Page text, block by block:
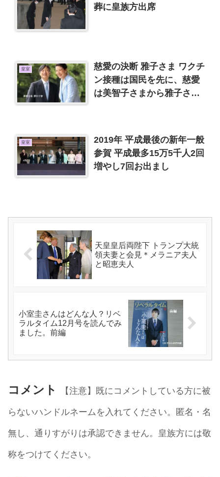
葬に皇族方出席
皇室
慈愛の決断 雅子さま ワクチ
ン接種は国民を先に、慈愛
は美智子さまから雅子さま
皇室
2019年 平成最後の新年一般
参賀 平成最多15万5千人2回
増やし7回お出まし
天皇皇后両陛下 トランプ大統
領夫妻と会見＊メラニア夫人
と昭恵夫人
小室圭さんはどんな人？リベ
ラルタイム12月号を読んでみ
ました。前編
コメント
【注意】既にコメントしている方に被
らないハンドルネームを入れてください。匿名・名
無し、通りすがりは承認できません。皇族方には敬
称をつけてください。